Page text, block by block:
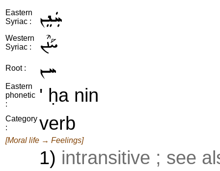
Eastern
Syriac :
ܚܲܢܸܢ
Western
Syriac :
ܚܰܢܶܢ
Root : ܚܢ
Eastern
phonetic
:
' ḥa nin
Category
:
verb
[Moral life → Feelings]
1) intransitive ; see